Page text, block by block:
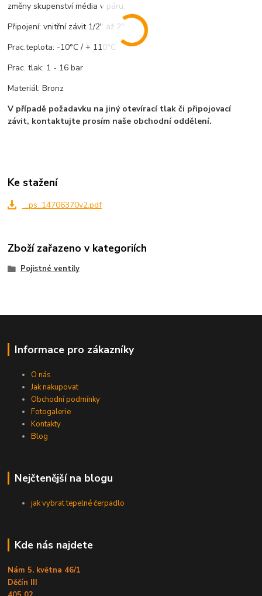
změny skupenství média v páru.
Připojení: vnitřní závit 1/2" až 2"
Prac.teplota: -10°C / + 110°C
Prac. tlak: 1 - 16 bar
Materiál: Bronz
V případě požadavku na jiný otevírací tlak či připojovací
závit, kontaktujte prosím naše obchodní oddělení.
Ke stažení
_ps_14706370v2.pdf
Zboží zařazeno v kategoriích
Pojistné ventily
Informace pro zákazníky
O nás
Jak nakupovat
Obchodní podmínky
Fotogalerie
Kontakty
Blog
Nejčtenější na blogu
jak vybrat tepelné čerpadlo
Kde nás najdete
Nám 5. května 46/1
Děčín III